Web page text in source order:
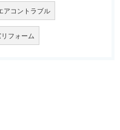
アコントラブル
リフォーム